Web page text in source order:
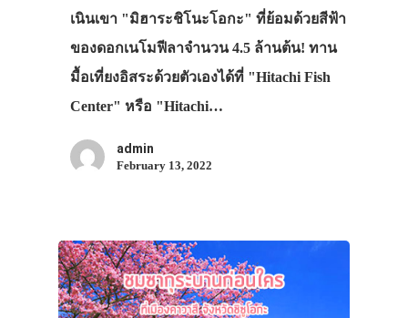
เนินเขา "มิฮาระชิโนะโอกะ" ที่ย้อมด้วยสีฟ้า
ของดอกเนโมฟีลาจำนวน 4.5 ล้านต้น! ทาน
มื้อเที่ยงอิสระด้วยตัวเองได้ที่ "Hitachi Fish
Center" หรือ "Hitachi…
admin
February 13, 2022